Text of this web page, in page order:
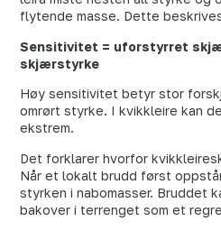
flytende masse. Dette
Sensitivitet = uforstyrret
skjærstyrke
Høy sensitivitet betyr stor
omrørt styrke. I kvikkleire kan
ekstrem.
Det forklarer hvorfor
Når et lokalt brudd først
styrken i nabomasser. Bruddet
bakover i terrenget som et